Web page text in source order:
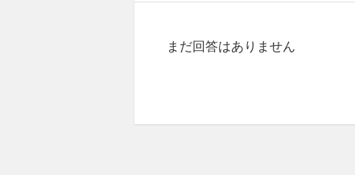
まだ回答はありません